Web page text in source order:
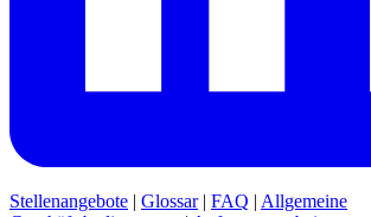
Stellenangebote | Glossar| FAQ | Allgemeine